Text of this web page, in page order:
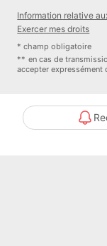
Honoraires à la
Pourcentage des
Bien En copropriété :
3G
Information relative
Exercer mes droits
* champ obligatoire
** en cas de
accepter expressément